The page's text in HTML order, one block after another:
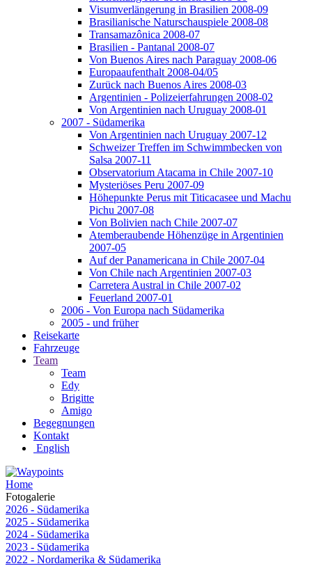
Visumverlängerung in Brasilien 2008-09
Brasilianische Naturschauspiele 2008-08
Transamazônica 2008-07
Brasilien - Pantanal 2008-07
Von Buenos Aires nach Paraguay 2008-06
Europaaufenthalt 2008-04/05
Zurück nach Buenos Aires 2008-03
Argentinien - Polizeierfahrungen 2008-02
Von Argentinien nach Uruguay 2008-01
2007 - Südamerika
Von Argentinien nach Uruguay 2007-12
Schweizer Treffen im Schwimmbecken von
Salsa 2007-11
Observatorium Atacama in Chile 2007-10
Mysteriöses Peru 2007-09
Höhepunkte Perus mit Titicacasee und Machu
Pichu 2007-08
Von Bolivien nach Chile 2007-07
Atemberaubende Höhenzüge in Argentinien
2007-05
Auf der Panamericana in Chile 2007-04
Von Chile nach Argentinien 2007-03
Carretera Austral in Chile 2007-02
Feuerland 2007-01
2006 - Von Europa nach Südamerika
2005 - und früher
Reisekarte
Fahrzeuge
Team
Team
Edy
Brigitte
Amigo
Begegnungen
Kontakt
English
Home
Fotogalerie
2026 - Südamerika
2025 - Südamerika
2024 - Südamerika
2023 - Südamerika
2022 - Nordamerika & Südamerika